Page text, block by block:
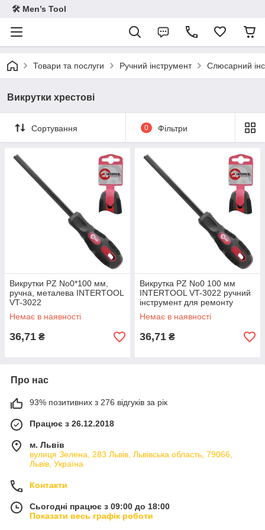
🛠 Men’s Tool
Товари та послуги Ручний інструмент Слюсарний
Викрутки хрестові
Сортування 0 Фільтри
Викрутки PZ No0*100 мм,
ручна, металева INTERTOOL
VT-3022
Немає в наявності
36,71 ₴
Викрутка PZ No0 100 мм
INTERTOOL VT-3022 ручний
інструмент для ремонту
Немає в наявності
36,71 ₴
Про нас
93% позитивних з 276 відгуків за рік
Працює з 26.12.2018
м. Львів
вулиця Зелена, 283 Львів, Львівська область, 79066,
Львів, Україна
Контакти
Сьогодні працює з 09:00 до 18:00
Показати весь графік роботи